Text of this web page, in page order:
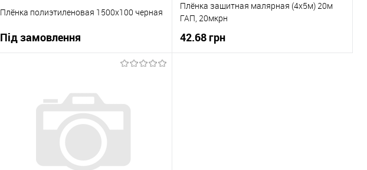
Плёнка полиэтиленовая 1500х100 черная
Під замовлення
Купити в 1 клік
До порівняння
Під замовлення
Плёнка защитная малярная (4х5м) 20м
ГАП, 20мкрн
42.68 грн